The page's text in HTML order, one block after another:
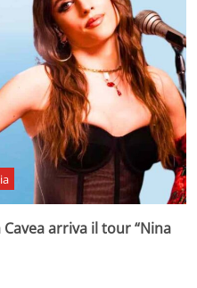
arriva il tour “Nina